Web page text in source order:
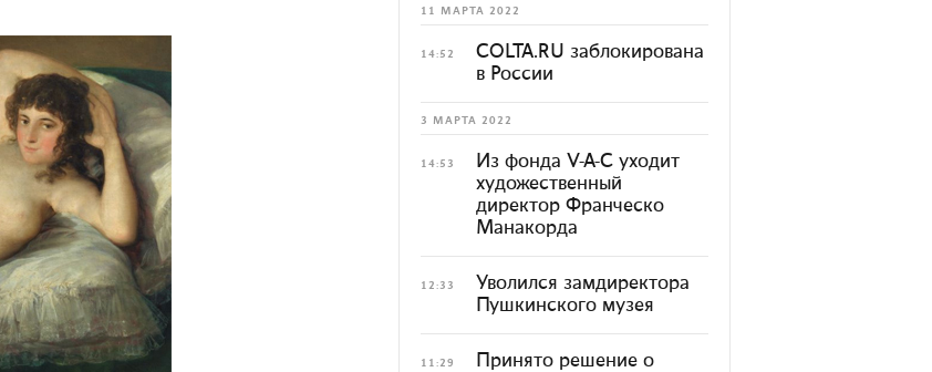
11 МАРТА 2022
14:52
COLTA.RU заблокирована
в России
3 МАРТА 2022
14:53
Из фонда V-A-C уходит
художественный
директор Франческо
Манакорда
12:33
Уволился замдиректора
Пушкинского музея
11:29
Принято решение о